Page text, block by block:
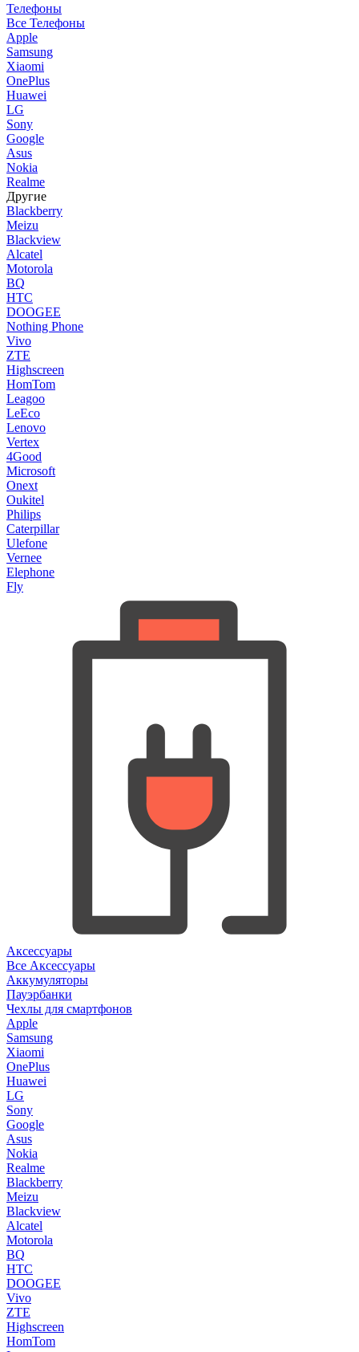
Телефоны
Все Телефоны
Apple
Samsung
Xiaomi
OnePlus
Huawei
LG
Sony
Google
Asus
Nokia
Realme
Другие
Blackberry
Meizu
Blackview
Alcatel
Motorola
BQ
HTC
DOOGEE
Nothing Phone
Vivo
ZTE
Highscreen
HomTom
Leagoo
LeEco
Lenovo
Vertex
4Good
Microsoft
Onext
Oukitel
Philips
Caterpillar
Ulefone
Vernee
Elephone
Fly
Аксессуары
Все Аксессуары
Аккумуляторы
Пауэрбанки
Чехлы для смартфонов
Apple
Samsung
Xiaomi
OnePlus
Huawei
LG
Sony
Google
Asus
Nokia
Realme
Blackberry
Meizu
Blackview
Alcatel
Motorola
BQ
HTC
DOOGEE
Vivo
ZTE
Highscreen
HomTom